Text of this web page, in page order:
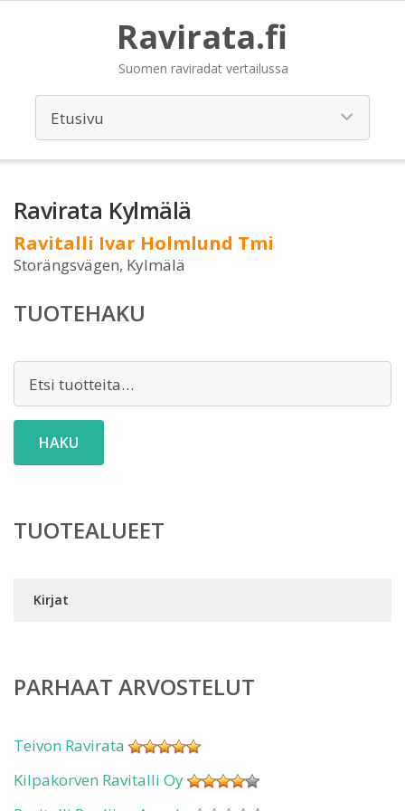
Ravirata.fi
Suomen raviradat vertailussa
Ravirata Kylmälä
Ravitalli Ivar Holmlund Tmi
Storängsvägen, Kylmälä
TUOTEHAKU
HAKU
TUOTEALUEET
Kirjat
PARHAAT ARVOSTELUT
Teivon Ravirata
Kilpakorven Ravitalli Oy